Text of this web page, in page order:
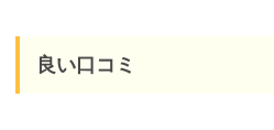
良い口コミ